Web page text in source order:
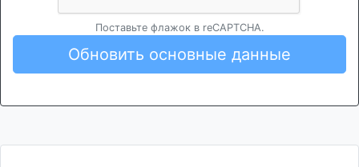
Поставьте флажок в reCAPTCHA.
Обновить основные данные